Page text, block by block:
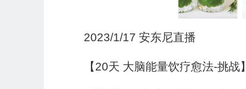
2023/1/17 安东尼直播
【20天 大脑能量饮疗愈法-挑战】